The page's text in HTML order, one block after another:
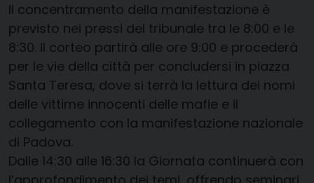
Il concentramento della manifestazione è
previsto nei pressi del tribunale tra le 8:00 e le
8:30. Il corteo partirà alle ore 9:00 e procederà
per le vie della città per concludersi in piazza
Santa Teresa, dove si terrà la lettura dei nomi
delle vittime innocenti delle mafie e il
collegamento con la manifestazione nazionale
di Padova.
Dalle 14:30 alle 16:30 la Giornata continuerà con